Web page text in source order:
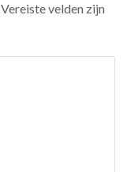
Vereiste velden zijn